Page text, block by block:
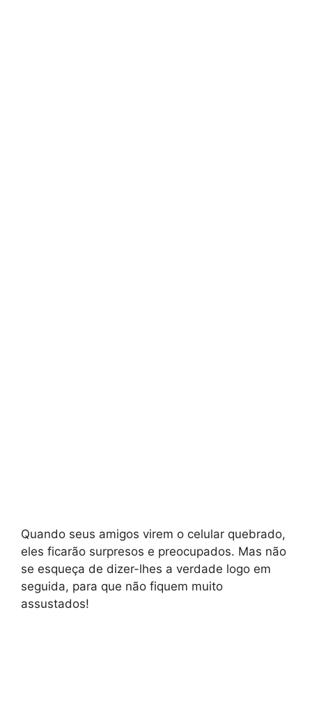
Quando seus amigos virem o celular quebrado,
eles ficarão surpresos e preocupados. Mas não
se esqueça de dizer-lhes a verdade logo em
seguida, para que não fiquem muito
assustados!